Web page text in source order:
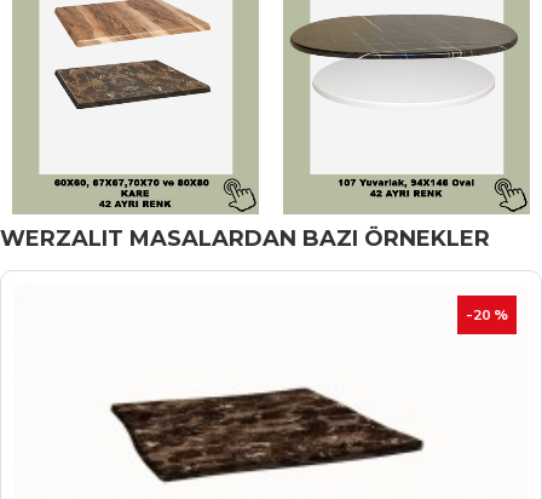
WERZALIT MASALARDAN BAZI ÖRNEKLER
İNDIRIM